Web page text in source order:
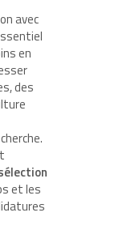
avec
en
des
et les